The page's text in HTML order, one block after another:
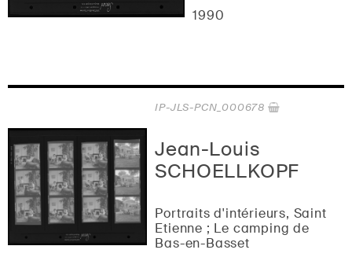
1990
Jean-Louis
SCHOELLKOPF
Portraits d'intérieurs, Saint
Etienne ; Le camping de
Bas-en-Basset
IP-JLS-PCN_000678